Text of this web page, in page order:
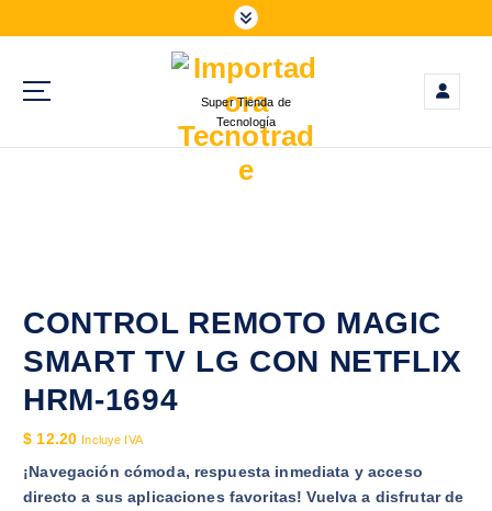
a
Super Tienda de
Tecnología
CONTROL REMOTO MAGIC
SMART TV LG CON NETFLIX
HRM-1694
$ 12.20 Incluye IVA
¡Navegación cómoda, respuesta inmediata y acceso
directo a sus aplicaciones favoritas! Vuelva a disfrutar de